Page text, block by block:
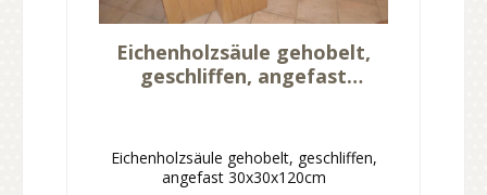
Eichenholzsäule gehobelt,
geschliffen, angefast
Eichenholzsäule gehobelt, geschliffen,
angefast 30x30x120cm